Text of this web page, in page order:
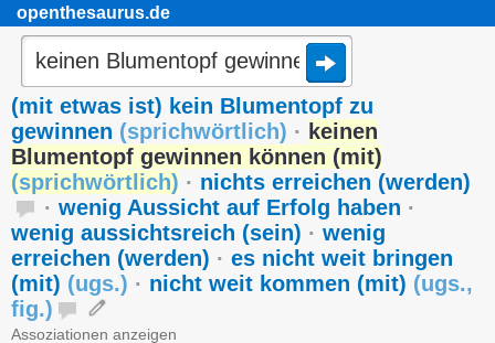
openthesaurus.de
(mit etwas ist) kein Blumentopf zu
gewinnen (sprichwörtlich) · keinen
Blumentopf gewinnen können (mit)
(sprichwörtlich) · nichts erreichen (werden)
· wenig Aussicht auf Erfolg haben ·
wenig aussichtsreich (sein) · wenig
erreichen (werden) · es nicht weit bringen
(mit) (ugs.) · nicht weit kommen (mit) (ugs.,
fig.)
Assoziationen anzeigen